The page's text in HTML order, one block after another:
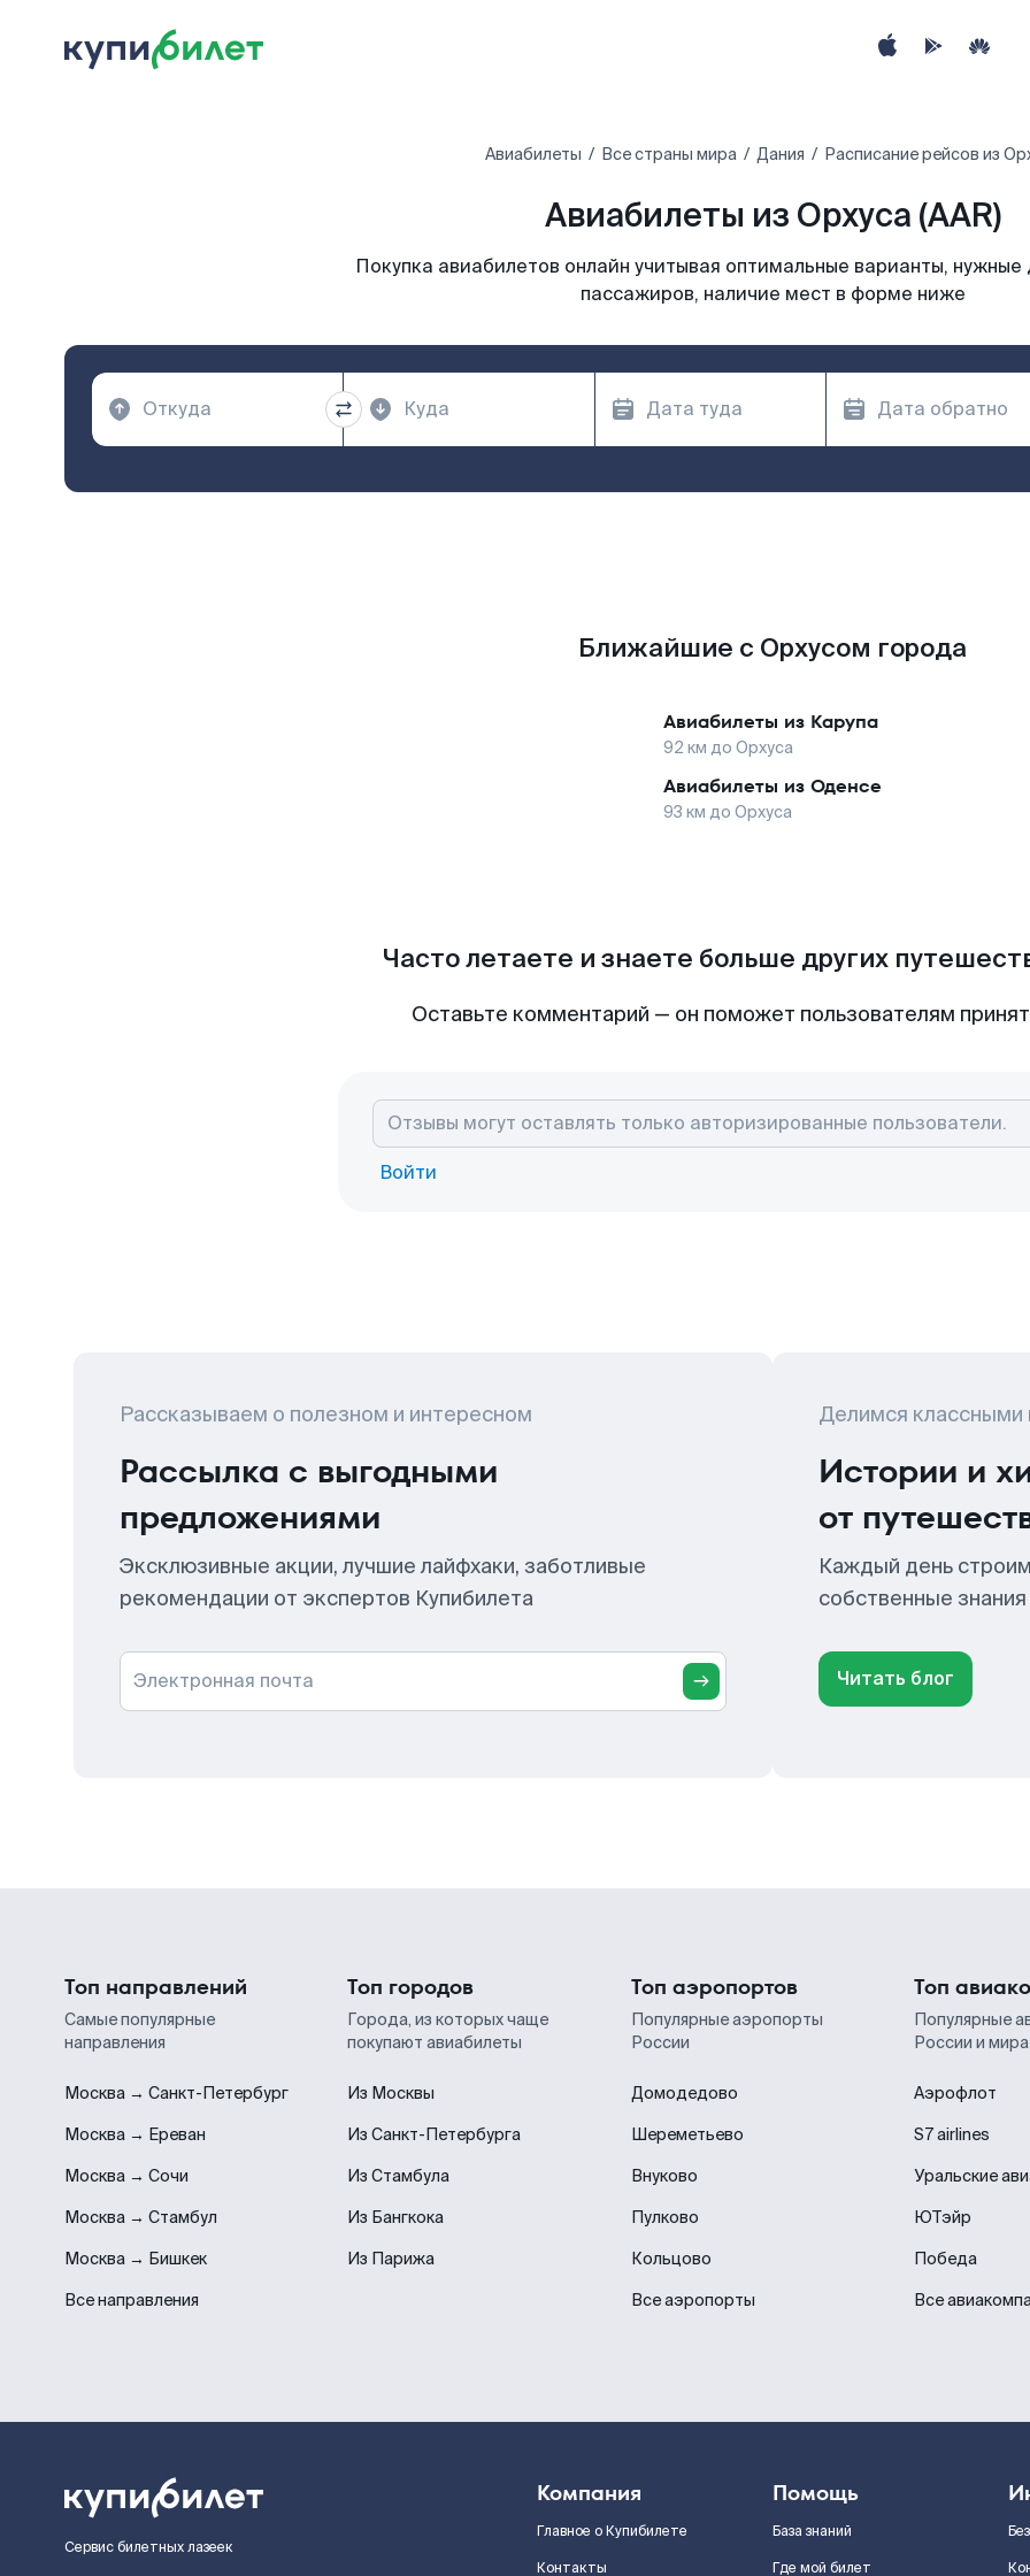
Авиабилеты Все страны мира Дания Расписание рейсов из
Авиабилеты из Орхуса (AAR)
Покупка авиабилетов онлайн учитывая оптимальные варианты, нужные
пассажиров, наличие мест в форме ниже
Ближайшие с Орхусом города
Авиабилеты из Карупа
92 км до Орхуса
Авиабилеты из Оденсе
93 км до Орхуса
Часто летаете и знаете больше других
Оставьте комментарий — он поможет пользователям
Войти
Рассказываем о полезном и интересном
Рассылка с выгодными
предложениями
Эксклюзивные акции, лучшие лайфхаки, заботливые
рекомендации от экспертов Купибилета
Электронная почта
Делимся классными
Истории и
от
Каждый день
собственные
Читать блог
Топ направлений
Самые популярные
направления
Москва → Санкт-Петербург
Москва → Ереван
Москва → Сочи
Москва → Стамбул
Москва → Бишкек
Все направления
Топ городов
Города, из которых чаще
покупают авиабилеты
Из Москвы
Из Санкт-Петербурга
Из Стамбула
Из Бангкока
Из Парижа
Топ аэропортов
Популярные аэропорты
России
Домодедово
Шереметьево
Внуково
Пулково
Кольцово
Все аэропорты
Топ
Популярные
России и мира
Аэрофлот
S7 airlines
Уральские
ЮТэйр
Победа
Все
Сервис билетных лазеек
Компания
Главное о Купибилете
Контакты
Помощь
База знаний
Где мой билет